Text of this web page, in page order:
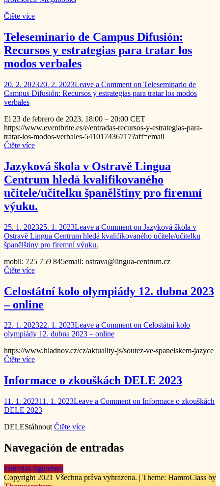
Čtěte více
Teleseminario de Campus Difusión:
Recursos y estrategias para tratar los
modos verbales
20. 2. 202320. 2. 2023Leave a Comment on Teleseminario de
Campus Difusión: Recursos y estrategias para tratar los modos
verbales
El 23 de febrero de 2023, 18:00 – 20:00 CET
https://www.eventbrite.es/e/entradas-recursos-y-estrategias-para-
tratar-los-modos-verbales-541017436717?aff=email
Čtěte více
Jazyková škola v Ostravě Lingua
Centrum hledá kvalifikovaného
učitele/učitelku španělštiny pro firemní
výuku.
25. 1. 202325. 1. 2023Leave a Comment on Jazyková škola v
Ostravě Lingua Centrum hledá kvalifikovaného učitele/učitelku
španělštiny pro firemní výuku.
mobil: 725 759 845email: ostrava@lingua-centrum.cz
Čtěte více
Celostátní kolo olympiády 12. dubna 2023
– online
22. 1. 202322. 1. 2023Leave a Commenton Celostátní kolo
olympiády 12. dubna 2023 – online
https://www.hladnov.cz/cz/aktuality-js/soutez-ve-spanelskem-jazyce
Čtěte více
Informace o zkouškách DELE 2023
11. 1. 202311. 1. 2023Leave a Comment on Informace o zkouškách
DELE 2023
DELEStáhnout Čtěte více
Navegación de entradas
Entradas siguientes
Copyright 2021 Všechna práva vyhrazena. | Theme: HamroClass by